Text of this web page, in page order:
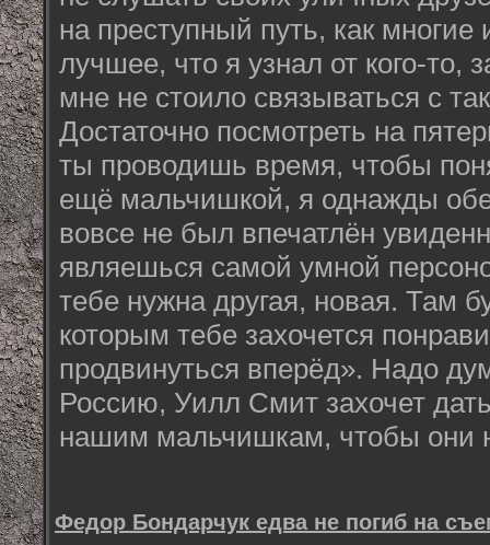
на преступный путь, как
лучшее, что я узнал от кого-то,
мне не стоило связываться с
Достаточно посмотреть на
ты проводишь время, чтобы
ещё мальчишкой, я однажды
вовсе не был впечатлён
являешься самой умной
тебе нужна другая, новая. Там
которым тебе захочется
продвинуться вперёд». Надо
Россию, Уилл Смит захочет
нашим мальчишкам, чтобы они
Федор Бондарчук едва не погиб на